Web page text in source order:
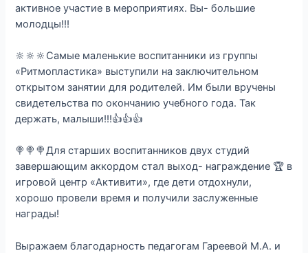
активное участие в мероприятиях. Вы- большие
молодцы!!!
🔆🔆🔆Самые маленькие воспитанники из группы
«Ритмопластика» выступили на заключительном
открытом занятии для родителей. Им были вручены
свидетельства по окончанию учебного года. Так
держать, малыши!!!👍👍👍
🍭🍭🍭Для старших воспитанников двух студий
завершающим аккордом стал выход- награждение 🏆 в
игровой центр «Активити», где дети отдохнули,
хорошо провели время и получили заслуженные
награды!
Выражаем благодарность педагогам Гареевой М.А. и